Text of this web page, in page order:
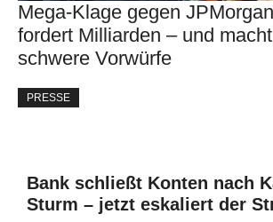
Mega-Klage gegen
fordert Milliarden – und macht
schwere Vorwürfe
PRESSE
Bank schließt Konten nach
Sturm – jetzt eskaliert der